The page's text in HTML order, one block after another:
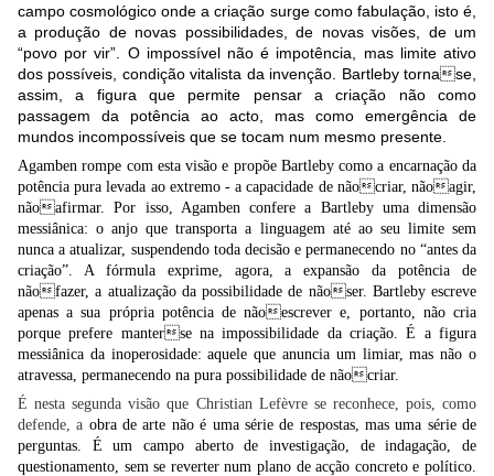
campo cosmológico onde a criação surge como fabulação, isto é,
a produção de novas possibilidades, de novas visões, de um
“povo por vir”. O impossível não é impotência, mas limite ativo
dos possíveis, condição vitalista da invenção. Bartleby tornase,
assim, a figura que permite pensar a criação não como
passagem da potência ao acto, mas como emergência de
mundos incompossíveis que se tocam num mesmo presente.
Agamben rompe com esta visão e propõeBartleby como a encarnação da
potência pura levada ao extremo - a capacidade de nãocriar, nãoagir,
nãoafirmar. Por isso, Agamben confere a Bartleby uma dimensão
messiânica: o anjo que transporta a linguagem até ao seu limite sem
nunca a atualizar, suspendendo toda decisão e permanecendo no “antes da
criação”. A fórmula exprime, agora, a expansão da potência de
nãofazer, a atualização da possibilidade de nãoser. Bartleby escreve
apenas a sua própria potência de nãoescrever e, portanto, não cria
porque prefere manterse na impossibilidade da criação. É a figura
messiânica da inoperosidade: aquele que anuncia um limiar, mas não o
atravessa, permanecendo na pura possibilidade de nãocriar.
É nesta segunda visão que Christian Lefèvre se reconhece, pois, como
defende, a obra de arte não é uma série de respostas, mas uma série de
perguntas. É um campo aberto de investigação, de indagação, de
questionamento, sem se reverter num plano de acção concreto e político.